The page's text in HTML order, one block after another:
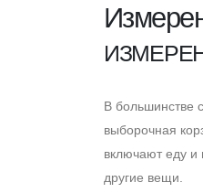
В большинстве
выборочная
включают еду и
другие вещи.